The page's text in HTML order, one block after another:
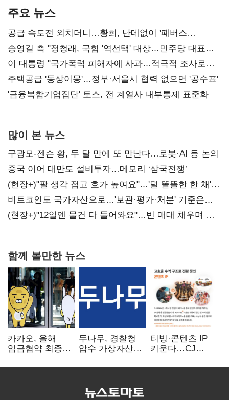
주요 뉴스
공급 속도전 외치더니…황희, 난데없이 '폐버스
리모델링' 제안
송영길 측 "정청래, 국힘 '역선택' 대상…민주당 대표로
총선 지휘 못해"
이 대통령 "국가폭력 피해자에 사과…적극적 조사로
진실 밝혀야"
주택공급 '동상이몽'…정부·서울시 협력 없으면 '공수표'
'금융복합기업집단' 토스, 전 계열사 내부통제 표준화
많이 본 뉴스
구광모-젠슨 황, 두 달 만에 또 만난다…로봇·AI 등 논의
중국 이어 대만도 설비투자…메모리 ‘삼국전쟁’
(현장+)"팔 생각 접고 호가 높여요"…'덜 똘똘한 한 채'
20억 키맞추기
비트코인도 국가자산으로…'보관·평가·처분' 기준은
숙제
(현장+)"12일엔 물건 다 들어와요"…빈 매대 채우며 문
함께 볼만한 뉴스
카카오, 올해
임금협약 최종
인상·격려금
두나무, 경찰청
압수 가상자산
커스터디 사업
티빙·콘텐츠 IP
키운다…CJ
글로벌 확장 가속